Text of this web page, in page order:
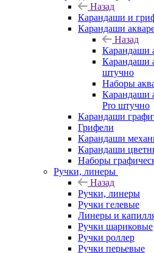
Назад
Карандаши и
Карандаши
Назад
Карандаши
Карандаши
штучно
Наборы
Карандаши
Pro штучно
Карандаши
Грифели
Карандаши
Карандаши
Наборы
Ручки, линеры
Назад
Ручки, линеры
Ручки гелевые
Линеры и
Ручки шариковые
Ручки роллер
Ручки перьевые